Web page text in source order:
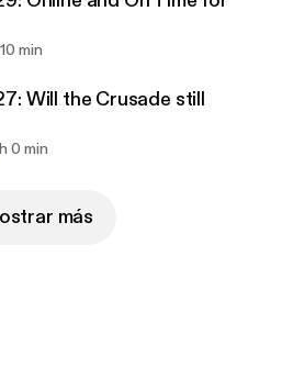
min
Will the Crusade still
0 min
más